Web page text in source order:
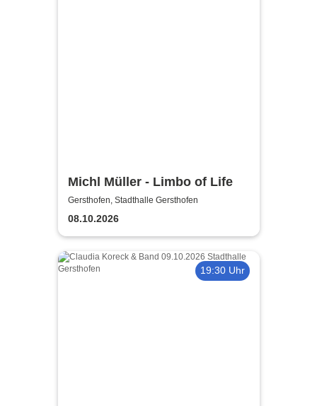
Michl Müller - Limbo of Life
Gersthofen, Stadthalle Gersthofen
08.10.2026
19:30 Uhr